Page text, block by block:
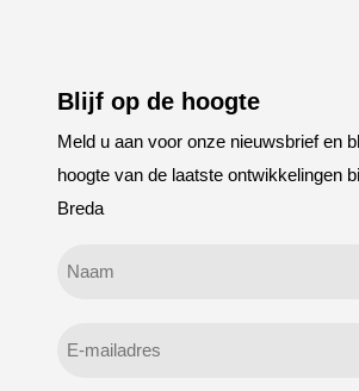
Blijf op de hoogte
Meld u aan voor onze nieuwsbrief en
hoogte van de laatste ontwikkelingen
Breda